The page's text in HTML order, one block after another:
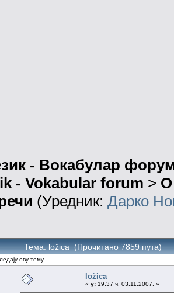
- Вокабулар
- Vokabular forum > О
(Уредник: Дарко
Тема: ložica (Прочитано 7859 пута)
ову тему.
ložica
« у: 19.37 ч. 03.11.2007. »